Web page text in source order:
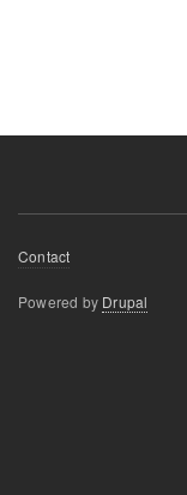
Footer
Contact
Powered by Drupal